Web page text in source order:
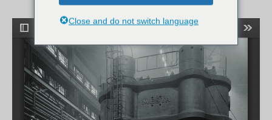
Close and do not switch language